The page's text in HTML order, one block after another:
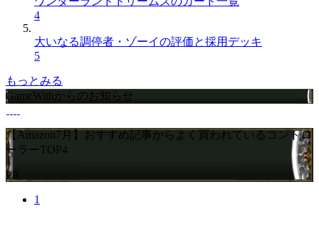
4
大いなる調停者・ゾーイの評価と採用デッキ
5
もっとみる
GameWithからのお知らせ
【Amazon7月】おすすめ記事からよく買われているコントロ
ーラーTOP4
PR
1